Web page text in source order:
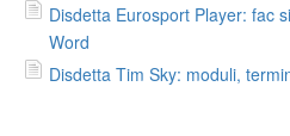
Disdetta Eurosport Player: fac
Word
Disdetta Tim Sky: moduli,